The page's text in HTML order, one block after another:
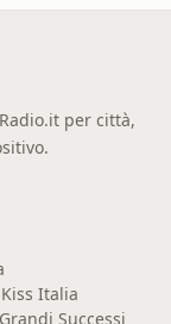
per città,
Italia
Successi